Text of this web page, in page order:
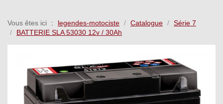
Vous êtes ici legendes-motociste Catalogue
Série 7
BATTERIE SLA 53030 12v / 30Ah